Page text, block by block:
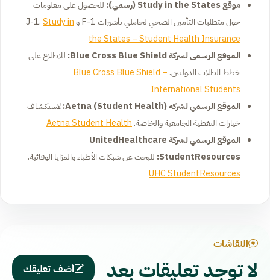
موقع Study in the States (رسمي):
للحصول على معلومات
حول متطلبات التأمين الصحي لحاملي تأشيرات F-1 و J-1.
Study in
the States – Student Health Insurance
الموقع الرسمي لشركة Blue Cross Blue Shield:
للاطلاع على
خطط الطلاب الدوليين. Blue Cross Blue Shield –
International Students
الموقع الرسمي لشركة Aetna (Student Health):
لاستكشاف
خيارات التغطية الجامعية والخاصة. Aetna Student Health
الموقع الرسمي لشركة UnitedHealthcare
StudentResources: للبحث عن شبكات الأطباء والمزايا الوقائية.
UHC StudentResources
النقاشات
لا توجد تعليقات بعد أضف تعليقك